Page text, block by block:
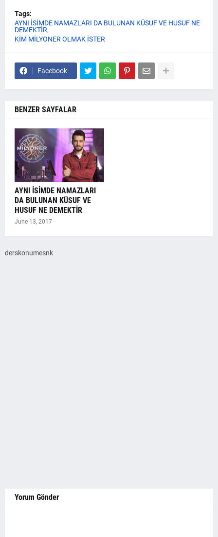
Tags:
AYNI İSİMDE NAMAZLARI DA BULUNAN KÜSUF VE HUSUF NE
DEMEKTİR
KİM MİLYONER OLMAK İSTER
Facebook
BENZER SAYFALAR
AYNI İSİMDE NAMAZLARI
DA BULUNAN KÜSUF VE
HUSUF NE DEMEKTİR
June 13, 2017
derskonumesnk
Yorum Gönder